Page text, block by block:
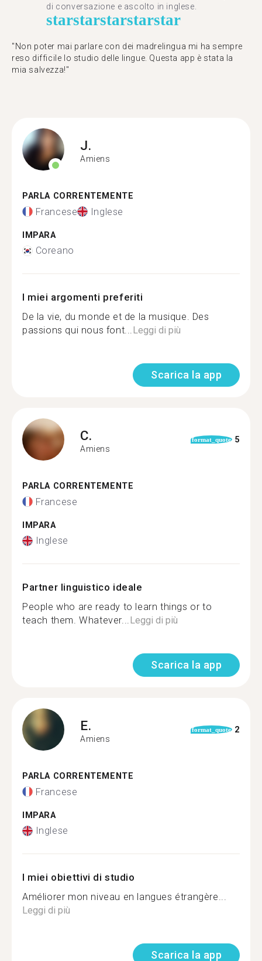
di conversazione e ascolto in inglese.
starstarstarstarstar
"Non poter mai parlare con dei madrelingua mi ha sempre
reso difficile lo studio delle lingue. Questa app è stata la
mia salvezza!"
J.
Amiens
PARLA CORRENTEMENTE
Francese Inglese
IMPARA
Coreano
I miei argomenti preferiti
De la vie, du monde et de la musique. Des
passions qui nous font...Leggi di più
Scarica la app
C.
Amiens
format_quote 5
PARLA CORRENTEMENTE
Francese
IMPARA
Inglese
Partner linguistico ideale
People who are ready to learn things or to
teach them. Whatever...Leggi di più
Scarica la app
E.
Amiens
format_quote 2
PARLA CORRENTEMENTE
Francese
IMPARA
Inglese
I miei obiettivi di studio
Améliorer mon niveau en langues étrangère...
Leggi di più
Scarica la app